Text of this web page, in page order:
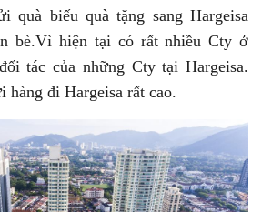
quà biếu quà tặng sang Hargeisa
bè.Vì hiện tại có rất nhiều Cty ở
tác của những Cty tại Hargeisa.
hàng đi Hargeisa rất cao.